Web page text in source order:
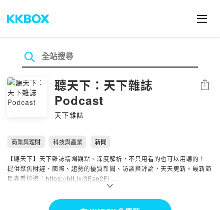
聽天下：天下雜誌
Podcast
天下雜誌
分享
商業與理財 科技與產業
新聞
【聽天下】天下雜誌精闢觀點、深度解析，不只用看的也可以用聽的！
提供聚焦財經、國際、趨勢的優質新聞、訪談與評論，天天更新。最新節
目表看這邊： https://bit.ly/3Esp2Fl
【天下零時差】早上8點聽天下，掌握國際、財經趨勢零時差。
【決策者・聽天下】天下總編輯對話產官學界關鍵領袖人物，導讀天下封